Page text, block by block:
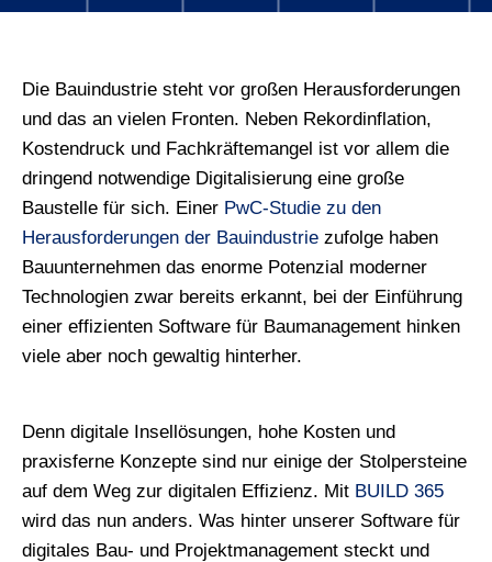
Die Bauindustrie steht vor großen Herausforderungen
und das an vielen Fronten. Neben Rekordinflation,
Kostendruck und Fachkräftemangel ist vor allem die
dringend notwendige Digitalisierung eine große
Baustelle für sich. Einer PwC-Studie zu den
Herausforderungen der Bauindustrie zufolge haben
Bauunternehmen das enorme Potenzial moderner
Technologien zwar bereits erkannt, bei der Einführung
einer effizienten Software für Baumanagement hinken
viele aber noch gewaltig hinterher.
Denn digitale Insellösungen, hohe Kosten und
praxisferne Konzepte sind nur einige der Stolpersteine
auf dem Weg zur digitalen Effizienz. Mit BUILD 365
wird das nun anders. Was hinter unserer Software für
digitales Bau- und Projektmanagement steckt und